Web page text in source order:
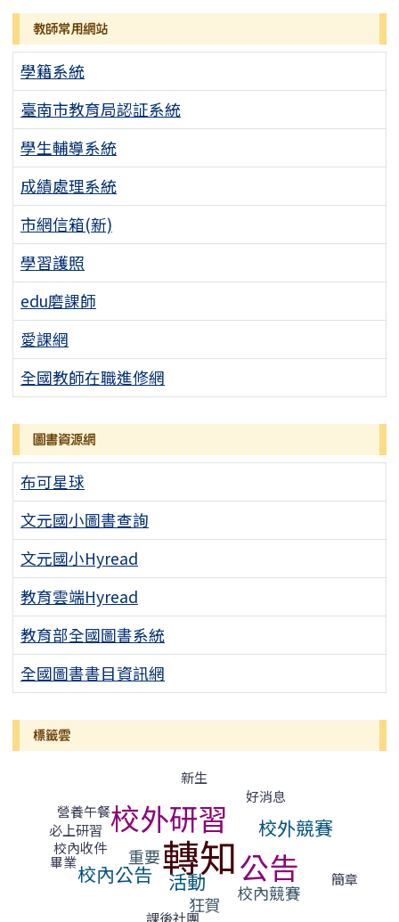
教師常用網站
學籍系統
臺南市教育局認証系統
學生輔導系統
成績處理系統
市網信箱(新)
學習護照
edu磨課師
愛課網
全國教師在職進修網
圖書資源網
布可星球
文元國小圖書查詢
文元國小Hyread
教育雲端Hyread
教育部全國圖書系統
全國圖書書目資訊網
標籤雲
新生
營養午餐校外研習
好消息
必上研習
轉知
校外競賽
畢業
校內收件
校內公告
重要 公告
活動 簡章
狂賀 校內競賽